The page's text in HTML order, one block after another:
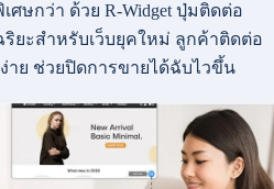
เศษกว่า ด้วย R-Widget ปุ่มติดต่อ
ริยะสำหรับเว็บยุคใหม่ ลูกค้าติดต่อ
ง่าย ช่วยปิดการขายได้ฉับไวขึ้น